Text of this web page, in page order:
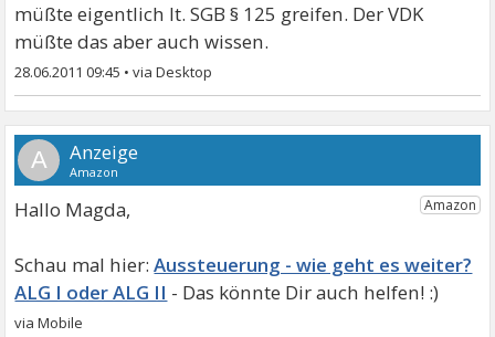
müßte eigentlich lt. SGB § 125 greifen. Der VDK
müßte das aber auch wissen.
28.06.2011 09:45 •
A
Hallo Magda,
Aussteuerung - wie geht es weiter?
ALG I oder ALG II